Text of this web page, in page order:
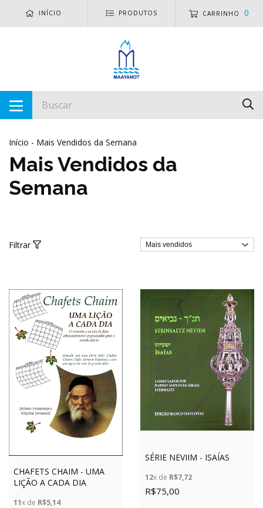
INÍCIO PRODUTOS CARRINHO 0
Início - Mais Vendidos da Semana
Mais Vendidos da
Semana
Filtrar
CHAFETS CHAIM - UMA
LIÇÃO A CADA DIA
11x de R$5,14
SÉRIE NEVIIM - ISAÍAS
12x de R$7,72
R$75,00